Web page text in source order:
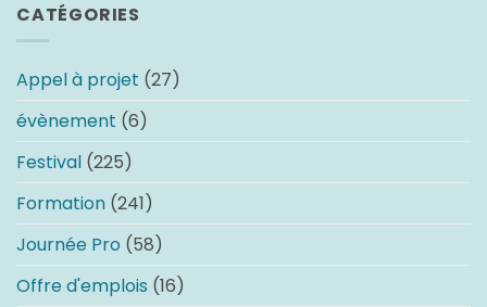
CATÉGORIES
Appel à projet (27)
évènement (6)
Festival (225)
Formation (241)
Journée Pro (58)
Offre d'emplois (16)